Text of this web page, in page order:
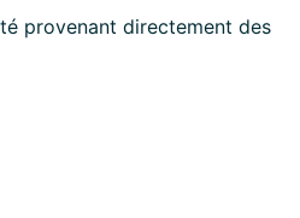
provenant directement des